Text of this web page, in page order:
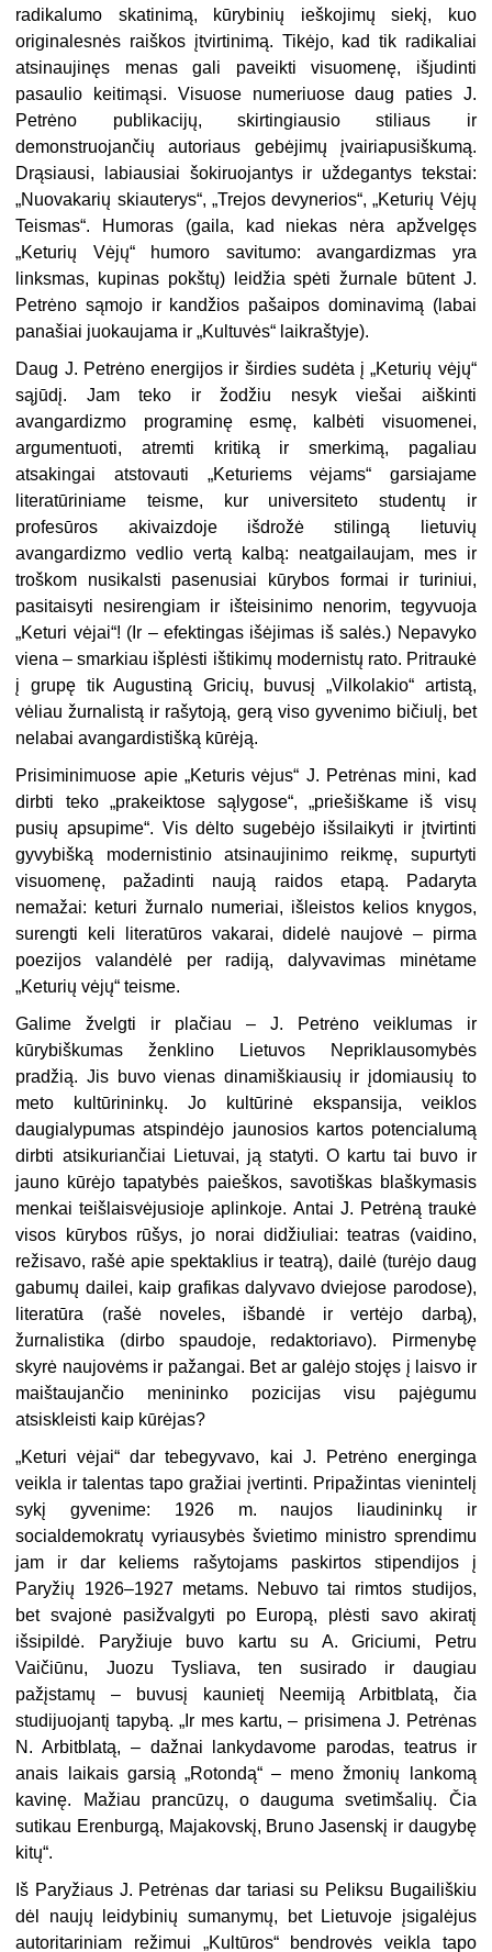
radikalumo skatinimą, kūrybinių ieškojimų siekį, kuo
originalesnės raiškos įtvirtinimą. Tikėjo, kad tik radikaliai
atsinaujinęs menas gali paveikti visuomenę, išjudinti
pasaulio keitimąsi. Visuose numeriuose daug paties J.
Petrėno publikacijų, skirtingiausio stiliaus ir
demonstruojančių autoriaus gebėjimų įvairiapusiškumą.
Drąsiausi, labiausiai šokiruojantys ir uždegantys tekstai:
„Nuovakarių skiauterys“, „Trejos devynerios“, „Keturių Vėjų
Teismas“. Humoras (gaila, kad niekas nėra apžvelgęs
„Keturių Vėjų“ humoro savitumo: avangardizmas yra
linksmas, kupinas pokštų) leidžia spėti žurnale būtent J.
Petrėno sąmojo ir kandžios pašaipos dominavimą (labai
panašiai juokaujama ir „Kultuvės“ laikraštyje).
Daug J. Petrėno energijos ir širdies sudėta į „Keturių vėjų“
sąjūdį. Jam teko ir žodžiu nesyk viešai aiškinti
avangardizmo programinę esmę, kalbėti visuomenei,
argumentuoti, atremti kritiką ir smerkimą, pagaliau
atsakingai atstovauti „Keturiems vėjams“ garsiajame
literatūriniame teisme, kur universiteto studentų ir
profesūros akivaizdoje išdrožė stilingą lietuvių
avangardizmo vedlio vertą kalbą: neatgailaujam, mes ir
troškom nusikalsti pasenusiai kūrybos formai ir turiniui,
pasitaisyti nesirengiam ir išteisinimo nenorim, tegyvuoja
„Keturi vėjai“! (Ir – efektingas išėjimas iš salės.) Nepavyko
viena – smarkiau išplėsti ištikimų modernistų rato. Pritraukė
į grupę tik Augustiną Gricių, buvusį „Vilkolakio“ artistą,
vėliau žurnalistą ir rašytoją, gerą viso gyvenimo bičiulį, bet
nelabai avangardistišką kūrėją.
Prisiminimuose apie „Keturis vėjus“ J. Petrėnas mini, kad
dirbti teko „prakeiktose sąlygose“, „priešiškame iš visų
pusių apsupime“. Vis dėlto sugebėjo išsilaikyti ir įtvirtinti
gyvybišką modernistinio atsinaujinimo reikmę, supurtyti
visuomenę, pažadinti naują raidos etapą. Padaryta
nemažai: keturi žurnalo numeriai, išleistos kelios knygos,
surengti keli literatūros vakarai, didelė naujovė – pirma
poezijos valandėlė per radiją, dalyvavimas minėtame
„Keturių vėjų“ teisme.
Galime žvelgti ir plačiau – J. Petrėno veiklumas ir
kūrybiškumas ženklino Lietuvos Nepriklausomybės
pradžią. Jis buvo vienas dinamiškiausių ir įdomiausių to
meto kultūrininkų. Jo kultūrinė ekspansija, veiklos
daugialypumas atspindėjo jaunosios kartos potencialumą
dirbti atsikuriančiai Lietuvai, ją statyti. O kartu tai buvo ir
jauno kūrėjo tapatybės paieškos, savotiškas blaškymasis
menkai teišlaisvėjusioje aplinkoje. Antai J. Petrėną traukė
visos kūrybos rūšys, jo norai didžiuliai: teatras (vaidino,
režisavo, rašė apie spektaklius ir teatrą), dailė (turėjo daug
gabumų dailei, kaip grafikas dalyvavo dviejose parodose),
literatūra (rašė noveles, išbandė ir vertėjo darbą),
žurnalistika (dirbo spaudoje, redaktoriavo). Pirmenybę
skyrė naujovėms ir pažangai. Bet ar galėjo stojęs į laisvo ir
maištaujančio menininko pozicijas visu pajėgumu
atsiskleisti kaip kūrėjas?
„Keturi vėjai“ dar tebegyvavo, kai J. Petrėno energinga
veikla ir talentas tapo gražiai įvertinti. Pripažintas vienintelį
sykį gyvenime: 1926 m. naujos liaudininkų ir
socialdemokratų vyriausybės švietimo ministro sprendimu
jam ir dar keliems rašytojams paskirtos stipendijos į
Paryžių 1926–1927 metams. Nebuvo tai rimtos studijos,
bet svajonė pasižvalgyti po Europą, plėsti savo akiratį
išsipildė. Paryžiuje buvo kartu su A. Griciumi, Petru
Vaičiūnu, Juozu Tysliava, ten susirado ir daugiau
pažįstamų – buvusį kaunietį Neemiją Arbitblatą, čia
studijuojantį tapybą. „Ir mes kartu, – prisimena J. Petrėnas
N. Arbitblatą, – dažnai lankydavome parodas, teatrus ir
anais laikais garsią „Rotondą“ – meno žmonių lankomą
kavinę. Mažiau prancūzų, o dauguma svetimšalių. Čia
sutikau Erenburgą, Majakovskį, Bruno Jasenskį ir daugybę
kitų“.
Iš Paryžiaus J. Petrėnas dar tariasi su Peliksu Bugailiškiu
dėl naujų leidybinių sumanymų, bet Lietuvoje įsigalėjus
autoritariniam režimui „Kultūros“ bendrovės veikla tapo